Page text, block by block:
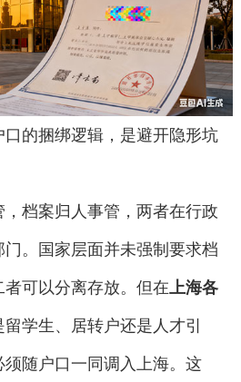
的捆绑逻辑，是避开隐形坑
档案归人事管，两者在行政
。国家层面并未强制要求档
可以分离存放。但在上海各
学生、居转户还是人才引
随户口一同调入上海。这